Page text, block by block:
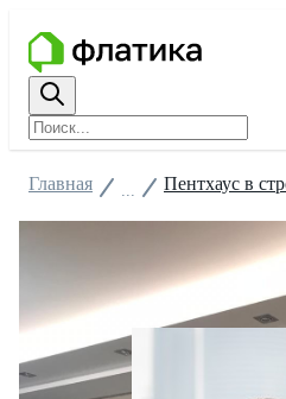
Главная